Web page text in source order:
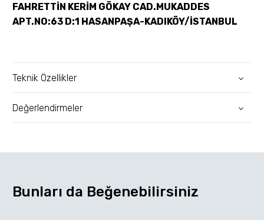
FAHRETTİN KERİM GÖKAY CAD.MUKADDES
APT.NO:63 D:1 HASANPAŞA-KADIKÖY/İSTANBUL
Teknik Özellikler
Değerlendirmeler
Bunları da Beğenebilirsiniz